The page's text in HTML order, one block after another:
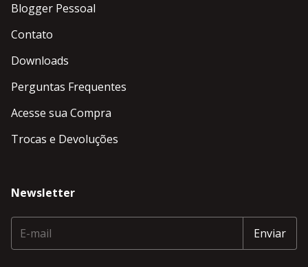
Blogger Pessoal
Contato
Downloads
Perguntas Frequentes
Acesse sua Compra
Trocas e Devoluções
Newsletter